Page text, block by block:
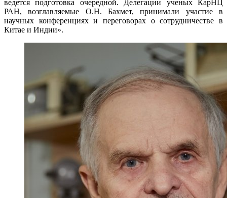
ведется подготовка очередной. Делегации ученых КарНЦ
РАН, возглавляемые О.Н. Бахмет, принимали участие в
научных конференциях и переговорах о сотрудничестве в
Китае и Индии».